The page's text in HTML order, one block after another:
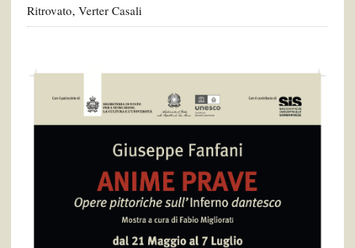
Ritrovato, Verter Casali